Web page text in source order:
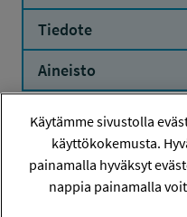
Tiedote
Aineisto
Käytämme sivustolla
käyttökokemusta.
painamalla hyväksyt
nappia painamalla